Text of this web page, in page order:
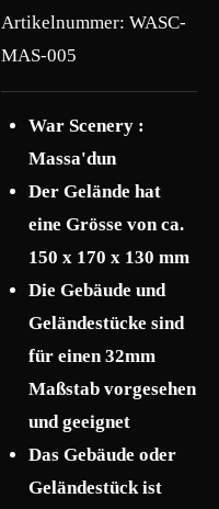
Artikelnummer: WASC-
MAS-005
War Scenery :
Massa'dun
Der Gelände hat
eine Grösse von ca.
150 x 170 x 130 mm
Die Gebäude und
Geländestücke sind
für einen 32mm
Maßstab vorgesehen
und geeignet
Das Gebäude oder
Geländestück ist